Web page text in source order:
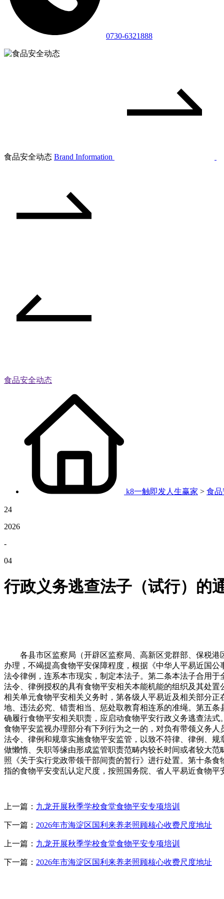
0730-6321888
食品安全动态 Brand Information
食品安全动态
k8一触即发人生赢家 > 食
24
2026
-
04
行政义务逃查法子（试行）的
各县市区监察局（开辟区监察局、高新区党群部、保税港
办理，不竭提高食物平安保障程度，根据《中华人平易近国
法令律例，连系本市现实，制定本法子。第二条本法子合用
法令、律例授权的具有食物平安相关本能机能的组织及其处
相关单元食物平安相关义务时，第各级人平易近及相关部分
地、违法必究、错责相当、惩处取教育相连系的准绳。第五
确履行食物平安相关职责，应启动食物平安行政义务逃查法
食物平安监视办理部分有下列行为之一的，对负有带领义务
法令、律例和规章实施食物平安监管，以致不符律、律例、
做懒惰、失职等缘由形成监管职责范畴内较长时间或者较大
照《关于实行党政带领干部间责的暂行》进行处置。第十条
指的食物平安变乱认定尺度，按照国务院、省人平易近食物
上一篇： 九龙开展秋季学校食堂食物平安专项培训
下一篇： 2026年市海淀区国利来养老照顾核心收费尺度地址
上一篇： 九龙开展秋季学校食堂食物平安专项培训
下一篇： 2026年市海淀区国利来养老照顾核心收费尺度地址